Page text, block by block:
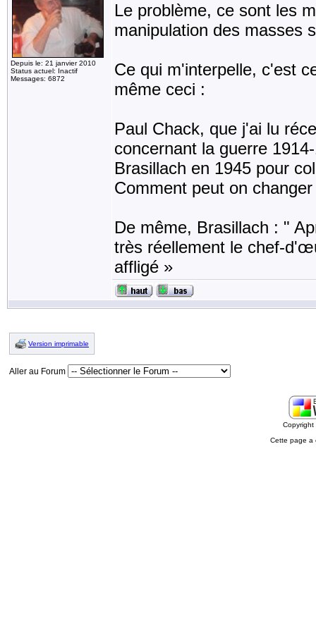
Depuis le: 21 janvier 2010
Status actuel: Inactif
Messages: 6872
Le problème, ce sont les
manipulation des masses
Ce qui m'interpelle, c'est
même ceci :
Paul Chack, que j'ai lu
concernant la guerre
Brasillach en 1945 pour
Comment peut on
De même, Brasillach : "
très réellement le chef-
affligé »
Version imprimable
Aller au Forum
Cette page a